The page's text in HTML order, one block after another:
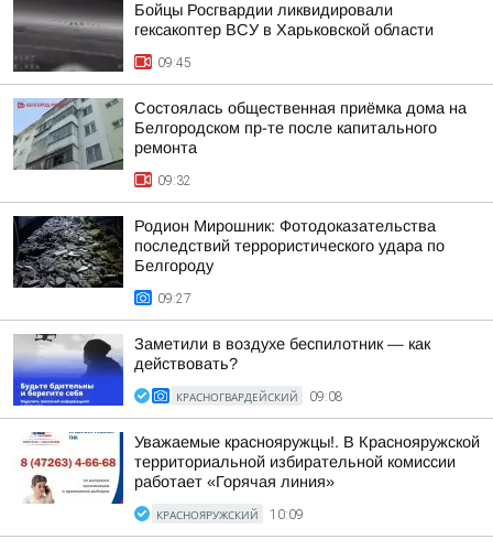
Бойцы Росгвардии ликвидировали
гексакоптер ВСУ в Харьковской области
09:45
Состоялась общественная приёмка дома на
Белгородском пр-те после капитального
ремонта
09:32
Родион Мирошник: Фотодоказательства
последствий террористического удара по
Белгороду
09:27
Заметили в воздухе беспилотник — как
действовать?
КРАСНОГВАРДЕЙСКИЙ 09:08
Уважаемые краснояружцы!. В Краснояружской
территориальной избирательной комиссии
работает «Горячая линия»
КРАСНОЯРУЖСКИЙ 10:09